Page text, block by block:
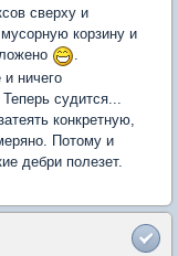
сверху и
корзину и
.
ничего
судится...
конкретную,
Потому и
дебри полезет.